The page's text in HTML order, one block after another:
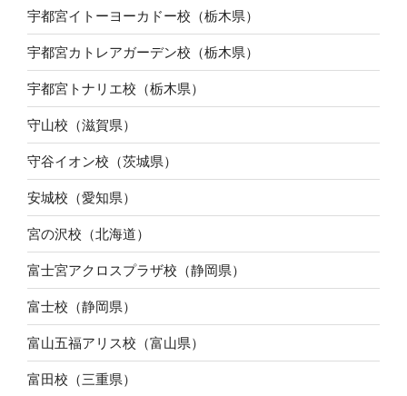
宇都宮イトーヨーカドー校（栃木県）
宇都宮カトレアガーデン校（栃木県）
宇都宮トナリエ校（栃木県）
守山校（滋賀県）
守谷イオン校（茨城県）
安城校（愛知県）
宮の沢校（北海道）
富士宮アクロスプラザ校（静岡県）
富士校（静岡県）
富山五福アリス校（富山県）
富田校（三重県）